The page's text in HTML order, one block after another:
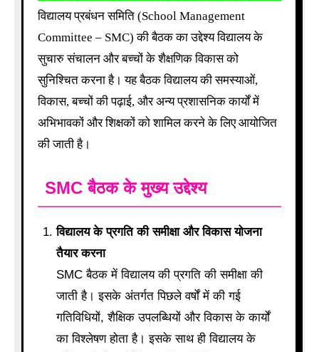
विद्यालय प्रबंधन समिति (School Management
Committee – SMC) की बैठक का उद्देश्य विद्यालय के
सुचारु संचालन और बच्चों के शैक्षणिक विकास को
सुनिश्चित करना है। यह बैठक विद्यालय की समस्याओं,
विकास, बच्चों की पढ़ाई, और अन्य प्रशासनिक कार्यों में
अभिभावकों और शिक्षकों को शामिल करने के लिए आयोजित
की जाती है।
SMC बैठक के मुख्य उद्देश्य
विद्यालय के प्रगति की समीक्षा और विकास योजना
तैयार करना
SMC बैठक में विद्यालय की प्रगति की समीक्षा की
जाती है। इसके अंतर्गत पिछले वर्षों में की गई
गतिविधियों, शैक्षिक उपलब्धियों और विकास के कार्यों
का विश्लेषण होता है। इसके साथ ही विद्यालय के